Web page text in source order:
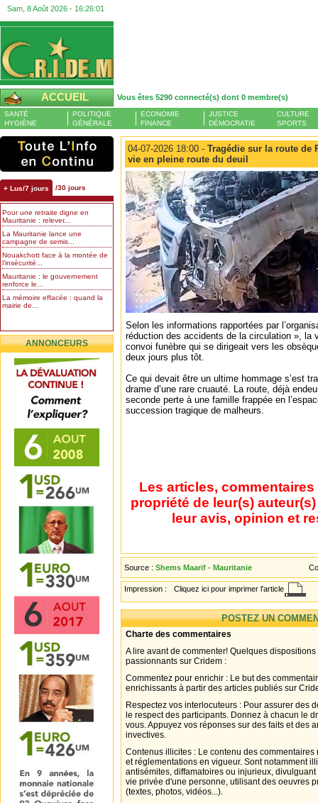
Sam, 8 Août 2026 - 16:26:01
ACCUEIL Vous êtes 5290 connecté(s) dont 0 membre(s)
SANTÉ
HYGIÈNE
POLITIQUE
GÉNÉRALE
ECONOMIE
FINANCE
JUSTICE
DÉMOCRATIE
CULTURE
SPORTS
+ Lus/7 jours /30 jours
Pour une retraite digne en
Mauritanie : relever...
La Mauritanie lance une
campagne de semis...
Nouakchott face à la montée de
l’insécurité...
Mauritanie : le gouvernement
renforce le...
La mémoire effacée : quand la
mairie de...
ANNONCEURS
04-07-2026 18:00 - Tragédie sur la route de
vie en pleine route du deuil
Selon les informations rapportées par
réduction des accidents de la circulation », la
convoi funèbre qui se dirigeait vers les
deux jours plus tôt.
Ce qui devait être un ultime hommage s’est
drame d’une rare cruauté. La route, déjà
seconde perte à une famille frappée en
succession tragique de malheurs.
Les articles,
propriété de leur(s)
leur avis, opinion et
Source : Shems Maarif - Mauritanie
Impression : Cliquez ici pour imprimer l'article
POSTEZ UN
Charte des commentaires
A lire avant de commenter! Quelques
passionnants sur Cridem :
Commentez pour enrichir : Le but des
enrichissants à partir des articles publiés sur
Respectez vos interlocuteurs : Pour assurer des
le respect des participants. Donnez à chacun le
vous. Appuyez vos réponses sur des faits et des
invectives.
Contenus illicites : Le contenu des
et réglementations en vigueur. Sont notamment
antisémites, diffamatoires ou injurieux,
vie privée d'une personne, utilisant des oeuvres
(textes, photos, vidéos...).